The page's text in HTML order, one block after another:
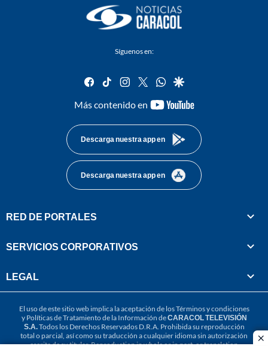
Síguenos en:
facebook
tiktok instagram
twitterwhatsapp
google
Más contenido en
youtube-
Descarga nuestra app en
Descarga nuestra app en
RED DE PORTALES
SERVICIOS CORPORATIVOS
LEGAL
El uso de este sitio web implica la aceptación de losTérminos y condiciones
y Políticas de Tratamiento de la Información deCARACOL TELEVISIÓN
S.A.Todos los Derechos Reservados D.R.A. Prohibida su reproducción
total o parcial, así como su traducción a cualquier idioma sin autorización